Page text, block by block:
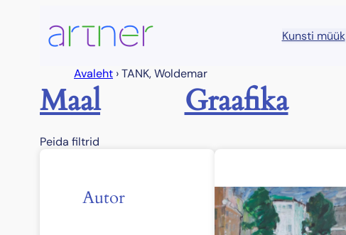
Kunsti müük
Avaleht ›TANK, Woldemar
Maal Graafika
Peida filtrid
Autor